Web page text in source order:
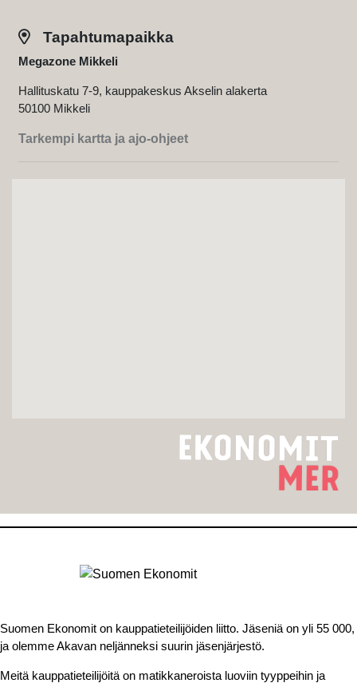
Tapahtumapaikka
Megazone Mikkeli
Hallituskatu 7-9, kauppakeskus Akselin alakerta
50100 Mikkeli
Tarkempi kartta ja ajo-ohjeet
Suomen Ekonomit on kauppatieteilijöiden liitto. Jäseniä on yli 55 000,
ja olemme Akavan neljänneksi suurin jäsenjärjestö.
Meitä kauppatieteilijöitä on matikkaneroista luoviin tyyppeihin ja